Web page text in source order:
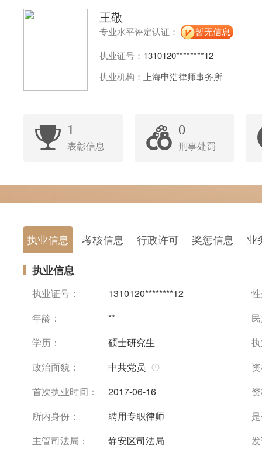
王敬
专业水平评定认证：
暂无信息
执业证号： 1310120********12
执业机构： 上海申浩律师事务所
1
表彰信息
0
刑事处罚
执业信息 考核信息 行政许可 奖惩信息 业
执业信息
执业证号： 1310120********12
年龄：
**
学历：
硕士研究生
政治面貌：
中共党员
首次执业时间：
2017-06-16
所内身份：
聘用专职律师
主管司法局：
静安区司法局